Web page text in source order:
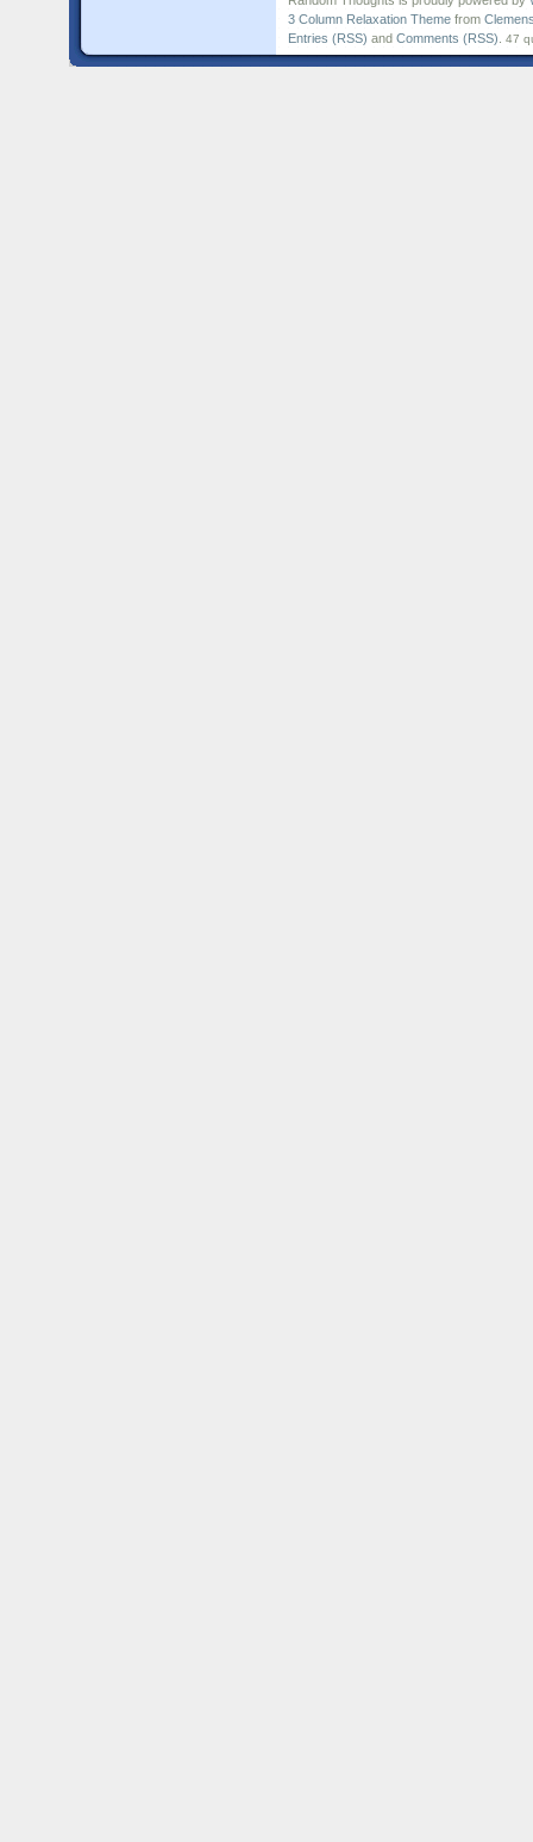
3 Column Relaxation Theme from
Entries (RSS) and Comments (RSS) 47